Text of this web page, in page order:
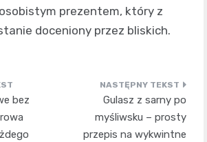
prezentem, który z
doceniony przez bliskich.
bez
Gulasz z sarny po
myśliwsku – prosty
przepis na wykwintne